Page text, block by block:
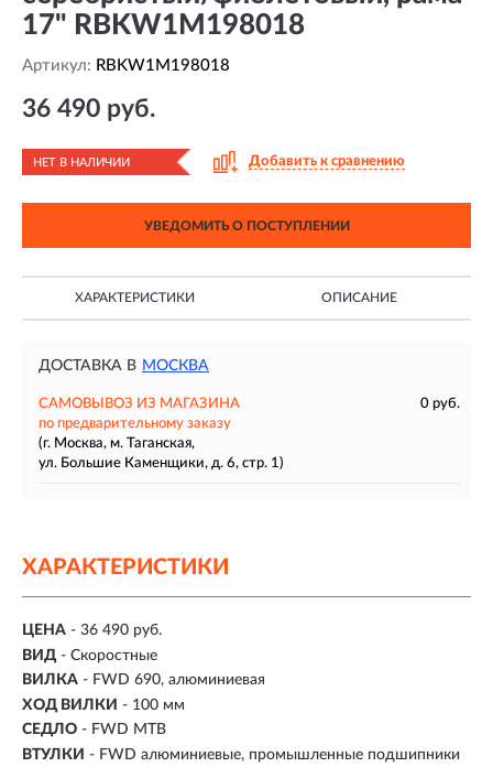
17" RBKW1M198018
Артикул: RBKW1M198018
36 490 руб.
НЕТ В НАЛИЧИИ Добавить к сравнению
УВЕДОМИТЬ О ПОСТУПЛЕНИИ
ХАРАКТЕРИСТИКИ ОПИСАНИЕ
ДОСТАВКА В МОСКВА
САМОВЫВОЗ ИЗ МАГАЗИНА
0 руб.
по предварительному заказу
(г. Москва, м. Таганская,
ул. Большие Каменщики, д. 6, стр. 1)
ХАРАКТЕРИСТИКИ
ЦЕНА - 36 490 руб.
ВИД - Скоростные
ВИЛКА - FWD 690, алюминиевая
ХОД ВИЛКИ - 100 мм
СЕДЛО - FWD MTB
ВТУЛКИ - FWD алюминиевые, промышленные подшипники